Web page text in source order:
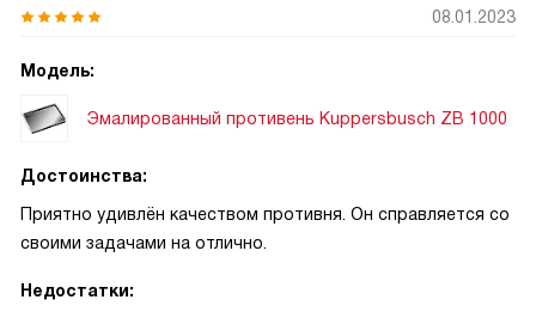
08.01.2023
Модель:
Эмалированный противень Kuppersbusch ZB 1000
Достоинства:
Приятно удивлён качеством противня. Он справляется со
своими задачами на отлично.
Недостатки: